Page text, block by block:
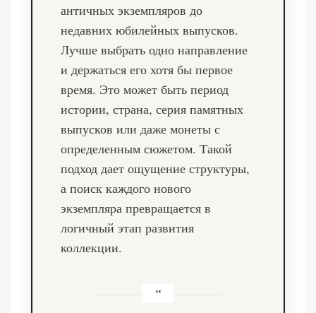
античных экземпляров до
недавних юбилейных выпусков.
Лучше выбрать одно направление
и держаться его хотя бы первое
время. Это может быть период
истории, страна, серия памятных
выпусков или даже монеты с
определенным сюжетом. Такой
подход дает ощущение структуры,
а поиск каждого нового
экземпляра превращается в
логичный этап развития
коллекции.